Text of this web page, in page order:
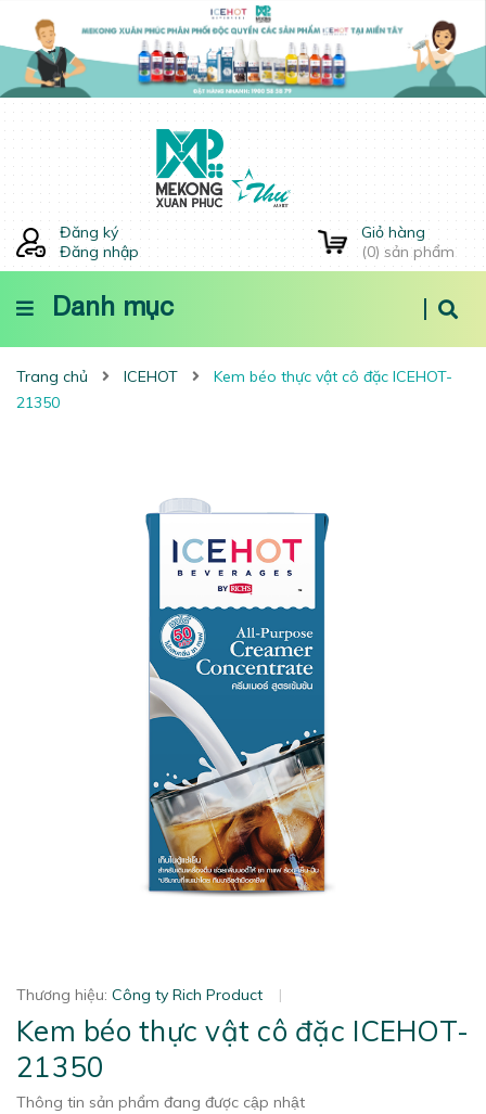
Đăng ký
Đăng nhập
Giỏ hàng
(0) sản phẩm
Danh mục
Trang chủ ICEHOT
Kem béo thực vật cô đặc ICEHOT-
21350
Thương hiệu: Công ty Rich Product |
Kem béo thực vật cô đặc ICEHOT-
21350
Thông tin sản phẩm đang được cập nhật